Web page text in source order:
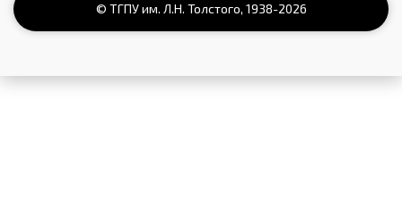
© ТГПУ им. Л.Н. Толстого, 1938-2026